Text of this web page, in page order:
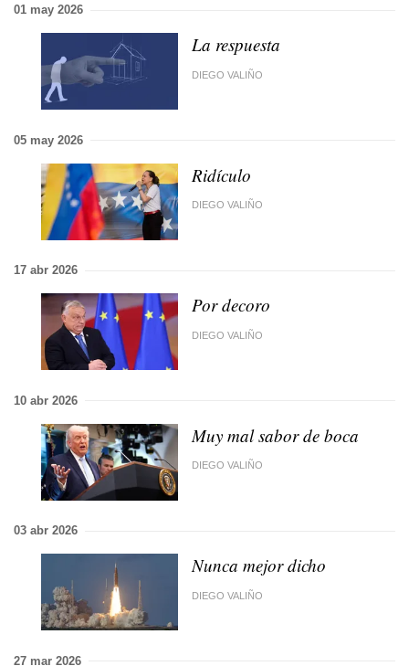
01 may 2026
La respuesta
DIEGO VALIÑO
05 may 2026
Ridículo
DIEGO VALIÑO
17 abr 2026
Por decoro
DIEGO VALIÑO
10 abr 2026
Muy mal sabor de boca
DIEGO VALIÑO
03 abr 2026
Nunca mejor dicho
DIEGO VALIÑO
27 mar 2026